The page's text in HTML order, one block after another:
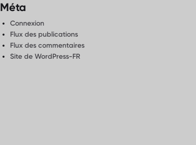
Méta
Connexion
Flux des publications
Flux des commentaires
Site de WordPress-FR